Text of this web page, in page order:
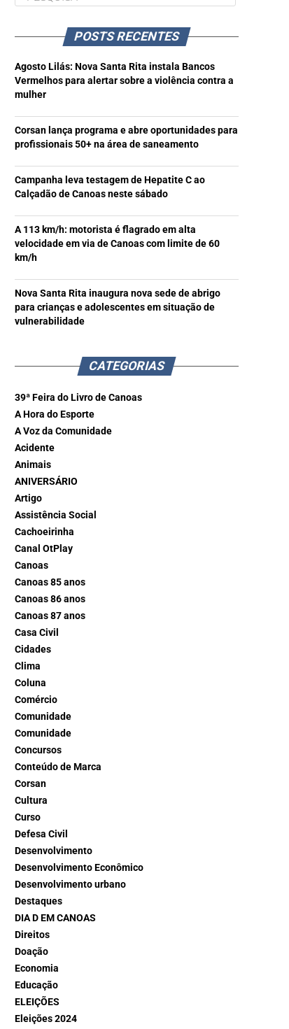
POSTS RECENTES
Agosto Lilás: Nova Santa Rita instala Bancos
Vermelhos para alertar sobre a violência contra a
mulher
Corsan lança programa e abre oportunidades para
profissionais 50+ na área de saneamento
Campanha leva testagem de Hepatite C ao
Calçadão de Canoas neste sábado
A 113 km/h: motorista é flagrado em alta
velocidade em via de Canoas com limite de 60
km/h
Nova Santa Rita inaugura nova sede de abrigo
para crianças e adolescentes em situação de
vulnerabilidade
CATEGORIAS
39ª Feira do Livro de Canoas
A Hora do Esporte
A Voz da Comunidade
Acidente
Animais
ANIVERSÁRIO
Artigo
Assistência Social
Cachoeirinha
Canal OtPlay
Canoas
Canoas 85 anos
Canoas 86 anos
Canoas 87 anos
Casa Civil
Cidades
Clima
Coluna
Comércio
Comunidade
Comunidade
Concursos
Conteúdo de Marca
Corsan
Cultura
Curso
Defesa Civil
Desenvolvimento
Desenvolvimento Econômico
Desenvolvimento urbano
Destaques
DIA D EM CANOAS
Direitos
Doação
Economia
Educação
ELEIÇÕES
Eleições 2024